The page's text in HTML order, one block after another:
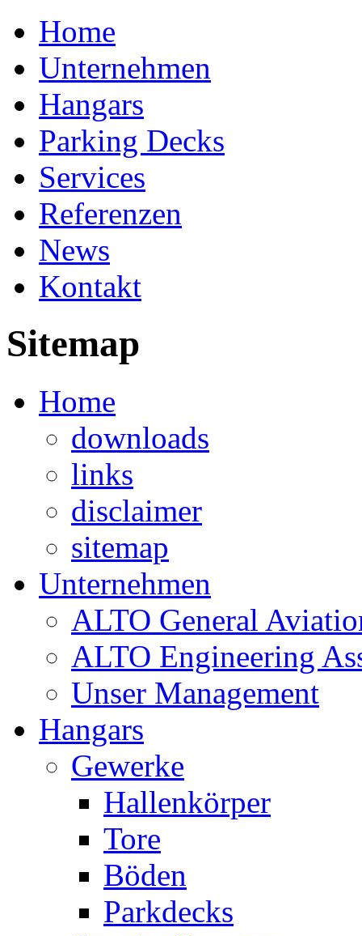
Home
Unternehmen
Hangars
Parking Decks
Services
Referenzen
News
Kontakt
Sitemap
Home
downloads
links
disclaimer
sitemap
Unternehmen
ALTO General
ALTO Engineering
Unser Management
Hangars
Gewerke
Hallenkörper
Tore
Böden
Parkdecks